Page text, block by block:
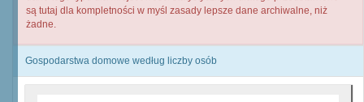
są tutaj dla kompletności w myśl zasady lepsze dane archiwalne, niż
żadne.
Gospodarstwa domowe według liczby osób